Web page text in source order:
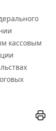
кассовым